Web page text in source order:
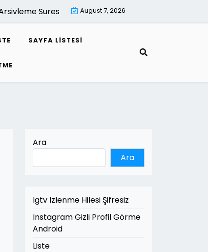
Suresi Kac Yildir |Mimari Render İle Leed
August 7, 2026
SAYFA LISTESI
Ara
Ara
Igtv Izlenme Hilesi Şifresiz
Instagram Gizli Profil Görme
Android
Liste